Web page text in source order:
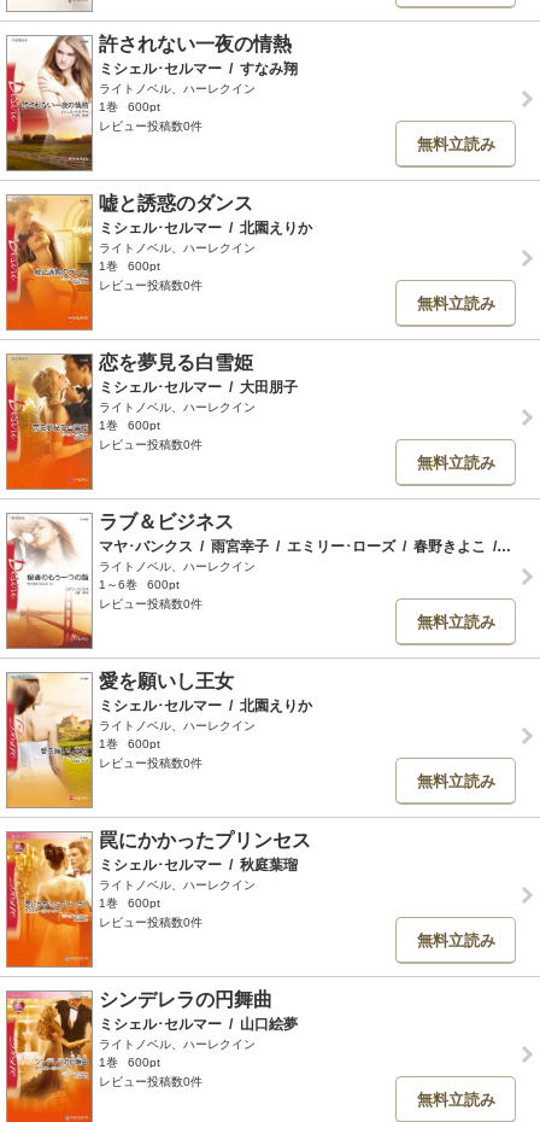
許されない一夜の情熱
ミシェル･セルマー / すなみ翔
ライトノベル、ハーレクイン
1巻
600pt
レビュー投稿数0件
無料立読み
嘘と誘惑のダンス
ミシェル･セルマー / 北園えりか
ライトノベル、ハーレクイン
1巻
600pt
レビュー投稿数0件
無料立読み
恋を夢見る白雪姫
ミシェル･セルマー / 大田朋子
ライトノベル、ハーレクイン
1巻
600pt
レビュー投稿数0件
無料立読み
ラブ＆ビジネス
マヤ･バンクス / 雨宮幸子 / エミリー･ローズ / 春野きよこ / キャ
ライトノベル、ハーレクイン
1～6巻
600pt
レビュー投稿数0件
無料立読み
愛を願いし王女
ミシェル･セルマー / 北園えりか
ライトノベル、ハーレクイン
1巻
600pt
レビュー投稿数0件
無料立読み
罠にかかったプリンセス
ミシェル･セルマー / 秋庭葉瑠
ライトノベル、ハーレクイン
1巻
600pt
レビュー投稿数0件
無料立読み
シンデレラの円舞曲
ミシェル･セルマー / 山口絵夢
ライトノベル、ハーレクイン
1巻
600pt
レビュー投稿数0件
無料立読み